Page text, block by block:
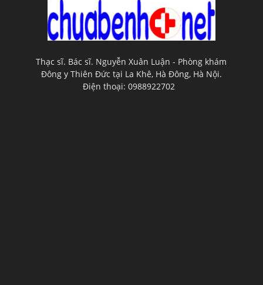
Thạc sĩ. Bác sĩ. Nguyễn Xuân Luận - Phòng khám
Đông y Thiên Đức tại La Khê, Hà Đông, Hà Nội.
Điện thoại: 0988922702